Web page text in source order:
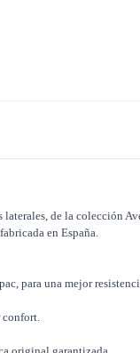
de la colección
en España.
para una mejor
confort.